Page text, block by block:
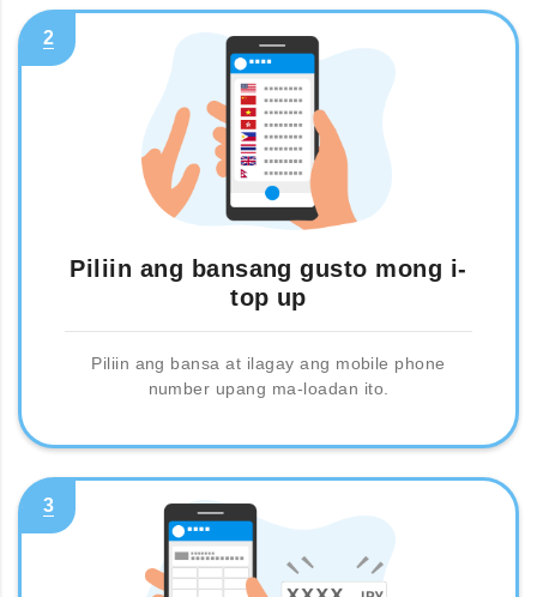
2
Piliin ang bansang gusto mong i-
top up
Piliin ang bansa at ilagay ang mobile phone
number upang ma-loadan ito.
3